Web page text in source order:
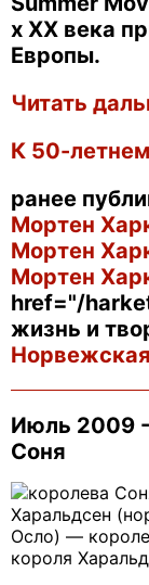
х XX века
Европы.
Читать
К 50-
ранее
Мортен
Мортен
Мортен
href="/
жизнь и
Июль 2009 -
Соня
Харальдсен
Осло) —
короля